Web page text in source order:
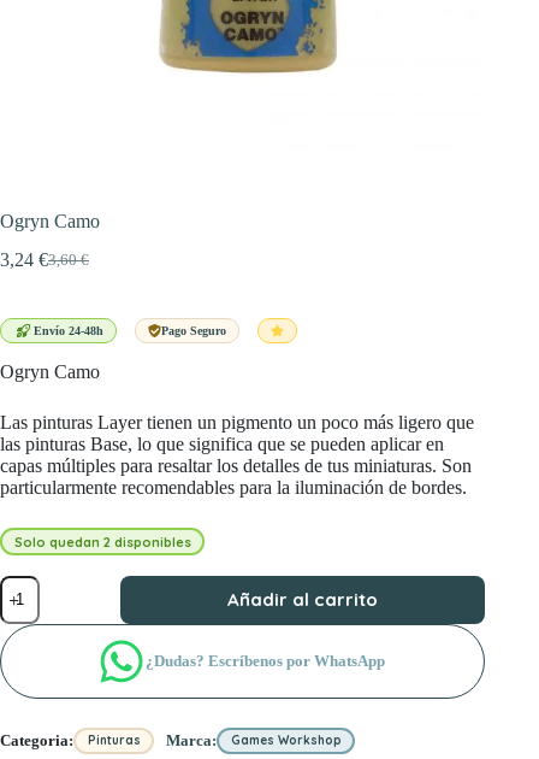
Ogryn Camo
3,60€
El
era:
3,24 €El
es:
Envío 24-48h Pago Seguro
Ogryn Camo
Las pinturas Layer tienen un pigmento un poco más ligero que
las pinturas Base, lo que significa que se pueden aplicar en
capas múltiples para resaltar los detalles de tus miniaturas. Son
particularmente recomendables para la iluminación de bordes.
Solo quedan 2 disponibles
Ogryn
Camo
cantidad
Añadir al carrito
¿Dudas? Escríbenos por WhatsApp
Categoria: Pinturas Marca: Games Workshop